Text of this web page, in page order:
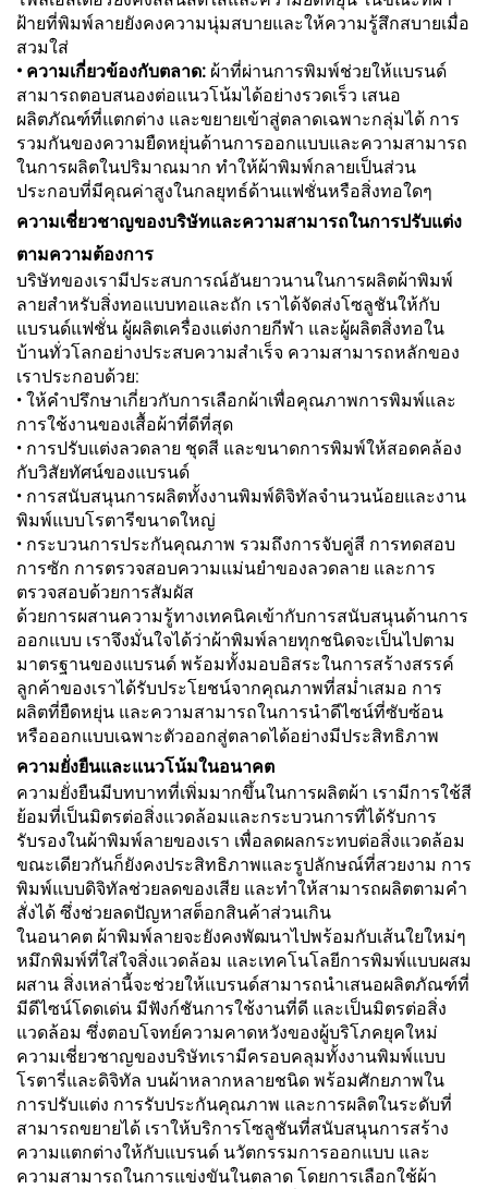
ฝ้ายที่พิมพ์ลายยังคงความนุ่มสบายและให้ความรู้สึกสบายเมื่อ
สวมใส่
• ความเกี่ยวข้องกับตลาด: ผ้าที่ผ่านการพิมพ์ช่วยให้แบรนด์
สามารถตอบสนองต่อแนวโน้มได้อย่างรวดเร็ว เสนอ
ผลิตภัณฑ์ที่แตกต่าง และขยายเข้าสู่ตลาดเฉพาะกลุ่มได้ การ
รวมกันของความยืดหยุ่นด้านการออกแบบและความสามารถ
ในการผลิตในปริมาณมาก ทำให้ผ้าพิมพ์กลายเป็นส่วน
ประกอบที่มีคุณค่าสูงในกลยุทธ์ด้านแฟชั่นหรือสิ่งทอใดๆ
ความเชี่ยวชาญของบริษัทและความสามารถในการปรับแต่ง
ตามความต้องการ
บริษัทของเรามีประสบการณ์อันยาวนานในการผลิตผ้าพิมพ์
ลายสำหรับสิ่งทอแบบทอและถัก เราได้จัดส่งโซลูชันให้กับ
แบรนด์แฟชั่น ผู้ผลิตเครื่องแต่งกายกีฬา และผู้ผลิตสิ่งทอใน
บ้านทั่วโลกอย่างประสบความสำเร็จ ความสามารถหลักของ
เราประกอบด้วย:
• ให้คำปรึกษาเกี่ยวกับการเลือกผ้าเพื่อคุณภาพการพิมพ์และ
การใช้งานของเสื้อผ้าที่ดีที่สุด
• การปรับแต่งลวดลาย ชุดสี และขนาดการพิมพ์ให้สอดคล้อง
กับวิสัยทัศน์ของแบรนด์
• การสนับสนุนการผลิตทั้งงานพิมพ์ดิจิทัลจำนวนน้อยและงาน
พิมพ์แบบโรตารีขนาดใหญ่
• กระบวนการประกันคุณภาพ รวมถึงการจับคู่สี การทดสอบ
การซัก การตรวจสอบความแม่นยำของลวดลาย และการ
ตรวจสอบด้วยการสัมผัส
ด้วยการผสานความรู้ทางเทคนิคเข้ากับการสนับสนุนด้านการ
ออกแบบ เราจึงมั่นใจได้ว่าผ้าพิมพ์ลายทุกชนิดจะเป็นไปตาม
มาตรฐานของแบรนด์ พร้อมทั้งมอบอิสระในการสร้างสรรค์
ลูกค้าของเราได้รับประโยชน์จากคุณภาพที่สม่ำเสมอ การ
ผลิตที่ยืดหยุ่น และความสามารถในการนำดีไซน์ที่ซับซ้อน
หรือออกแบบเฉพาะตัวออกสู่ตลาดได้อย่างมีประสิทธิภาพ
ความยั่งยืนและแนวโน้มในอนาคต
ความยั่งยืนมีบทบาทที่เพิ่มมากขึ้นในการผลิตผ้า เรามีการใช้สี
ย้อมที่เป็นมิตรต่อสิ่งแวดล้อมและกระบวนการที่ได้รับการ
รับรองในผ้าพิมพ์ลายของเรา เพื่อลดผลกระทบต่อสิ่งแวดล้อม
ขณะเดียวกันก็ยังคงประสิทธิภาพและรูปลักษณ์ที่สวยงาม การ
พิมพ์แบบดิจิทัลช่วยลดของเสีย และทำให้สามารถผลิตตามคำ
สั่งได้ ซึ่งช่วยลดปัญหาสต็อกสินค้าส่วนเกิน
ในอนาคต ผ้าพิมพ์ลายจะยังคงพัฒนาไปพร้อมกับเส้นใยใหม่ๆ
หมึกพิมพ์ที่ใส่ใจสิ่งแวดล้อม และเทคโนโลยีการพิมพ์แบบผสม
ผสาน สิ่งเหล่านี้จะช่วยให้แบรนด์สามารถนำเสนอผลิตภัณฑ์ที่
มีดีไซน์โดดเด่น มีฟังก์ชันการใช้งานที่ดี และเป็นมิตรต่อสิ่ง
แวดล้อม ซึ่งตอบโจทย์ความคาดหวังของผู้บริโภคยุคใหม่
ความเชี่ยวชาญของบริษัทเรามีครอบคลุมทั้งงานพิมพ์แบบ
โรตารี่และดิจิทัล บนผ้าหลากหลายชนิด พร้อมศักยภาพใน
การปรับแต่ง การรับประกันคุณภาพ และการผลิตในระดับที่
สามารถขยายได้ เราให้บริการโซลูชันที่สนับสนุนการสร้าง
ความแตกต่างให้กับแบรนด์ นวัตกรรมการออกแบบ และ
ความสามารถในการแข่งขันในตลาด โดยการเลือกใช้ผ้า